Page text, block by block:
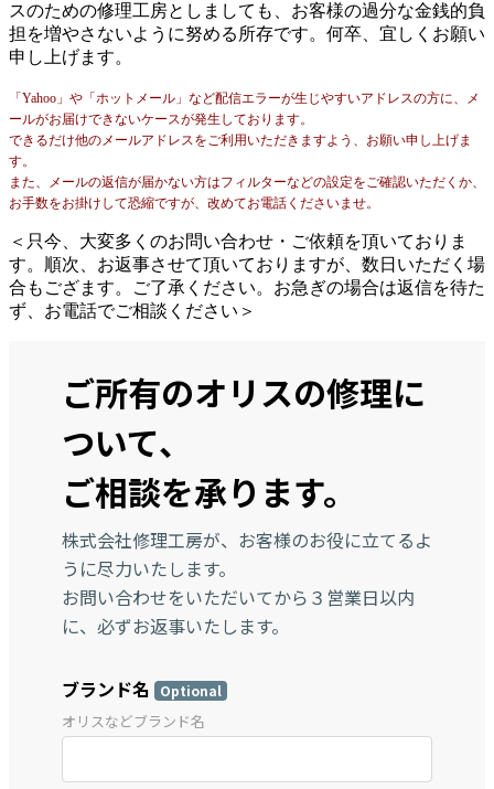
スのための修理工房としましても、お客様の過分な金銭的負
担を増やさないように努める所存です。何卒、宜しくお願い
申し上げます。
「Yahoo」や「ホットメール」など配信エラーが生じやすいアドレスの方に、メ
ールがお届けできないケースが発生しております。
できるだけ他のメールアドレスをご利用いただきますよう、お願い申し上げま
す。
また、メールの返信が届かない方はフィルターなどの設定をご確認いただくか、
お手数をお掛けして恐縮ですが、改めてお電話くださいませ。
＜只今、大変多くのお問い合わせ・ご依頼を頂いておりま
す。順次、お返事させて頂いておりますが、数日いただく場
合もござます。ご了承ください。お急ぎの場合は返信を待た
ず、お電話でご相談ください＞